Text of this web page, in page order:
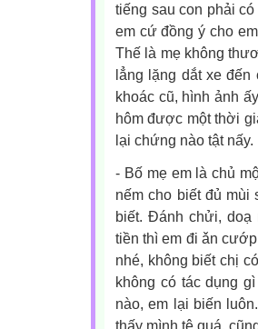
tiếng sau con phải
em cứ đồng ý cho
Thế là mẹ không
lẳng lặng dắt xe
khoác cũ, hình ảnh
hôm được một thời
lại chứng nào tật nấy.
- Bố mẹ em là chủ
nếm cho biết đủ mùi
biết. Đánh chửi, doạ
tiền thì em đi ǎn
nhé, không biết chị
không có tác dụng
nào, em lại biến
thấy mình tệ quá,